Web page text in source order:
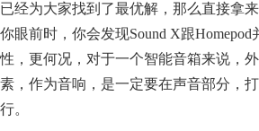
已经为大家找到了最优解，那么直接拿
你眼前时，你会发现Sound X跟
性，更何况，对于一个智能音箱来说，
素，作为音响，是一定要在声音部分，
行。